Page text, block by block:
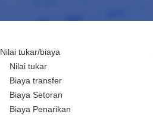
Nilai tukar/biaya
Nilai tukar
Biaya transfer
Biaya Setoran
Biaya Penarikan